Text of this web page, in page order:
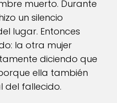
muerto. Durante
un silencio
lugar. Entonces
la otra mujer
diciendo que
ella también
del fallecido.